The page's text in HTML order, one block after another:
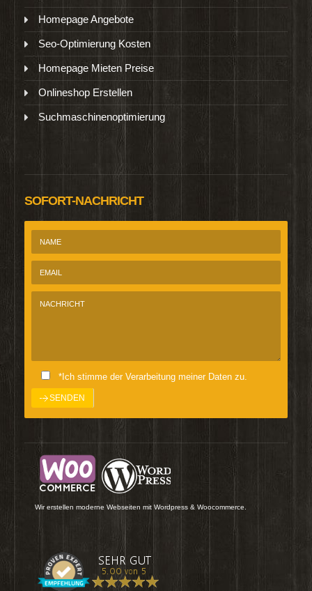
Homepage Angebote
Seo-Optimierung Kosten
Homepage Mieten Preise
Onlineshop Erstellen
Suchmaschinenoptimierung
SOFORT-NACHRICHT
*Ich stimme der Verarbeitung meiner Daten zu.
Wir erstellen moderne Webseiten mit Wordpress & Woocommerce.